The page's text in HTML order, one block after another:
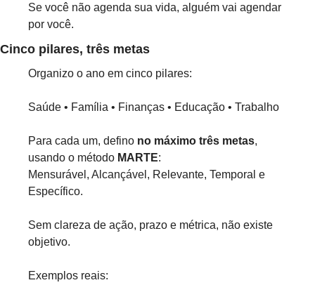
Se você não agenda sua vida, alguém vai agendar
por você.
Cinco pilares, três metas
Organizo o ano em cinco pilares:
Saúde • Família • Finanças • Educação • Trabalho
Para cada um, defino no máximo três metas,
usando o método MARTE:
Mensurável, Alcançável, Relevante, Temporal e
Específico.
Sem clareza de ação, prazo e métrica, não existe
objetivo.
Exemplos reais: